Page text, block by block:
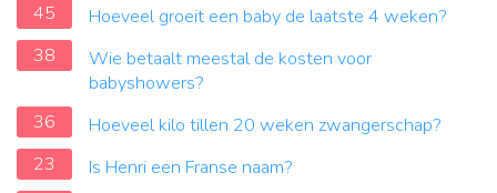
45
Hoeveel groeit een baby de laatste 4 weken?
38
Wie betaalt meestal de kosten voor
babyshowers?
36
Hoeveel kilo tillen 20 weken zwangerschap?
23
Is Henri een Franse naam?